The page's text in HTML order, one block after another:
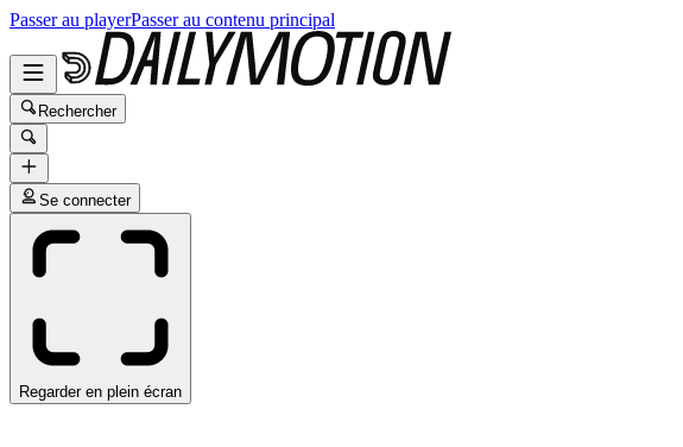
Passer au playerPasser au contenu principal
Rechercher
Se connecter
Regarder en plein écran